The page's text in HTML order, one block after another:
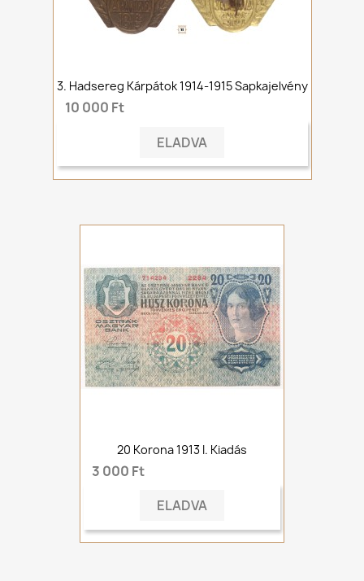
3. Hadsereg Kárpátok 1914-1915 Sapkajelvény
10 000 Ft
ELADVA
20 Korona 1913 I. Kiadás
3 000 Ft
ELADVA